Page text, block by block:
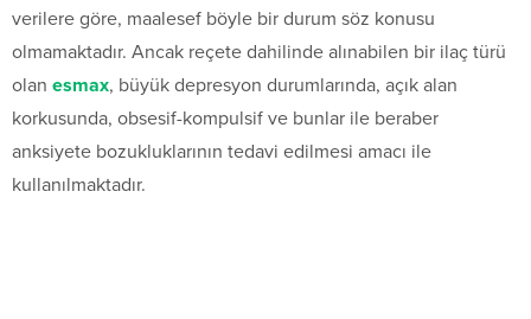
verilere göre, maalesef böyle bir durum söz konusu
olmamaktadır. Ancak reçete dahilinde alınabilen bir ilaç türü
olan esmax, büyük depresyon durumlarında, açık alan
korkusunda, obsesif-kompulsif ve bunlar ile beraber
anksiyete bozukluklarının tedavi edilmesi amacı ile
kullanılmaktadır.